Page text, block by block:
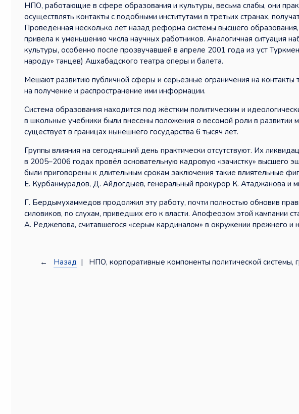
НПО, работающие в сфере образования и культуры, весьма слабы, они
осуществлять контакты с подобными институтами в третьих странах,
Проведённая несколько лет назад реформа системы высшего
привела к уменьшению числа научных работников. Аналогичная ситуация
культуры, особенно после прозвучавшей в апреле 2001 года из уст
народу» танцев) Ашхабадского театра оперы и балета.
Мешают развитию публичной сферы и серьёзные ограничения на контакты
на получение и распространение ими информации.
Система образования находится под жёстким политическим и
в школьные учебники были внесены положения о весомой роли в развитии
существует в границах нынешнего государства 6 тысяч лет.
Группы влияния на сегодняшний день практически отсутствуют. Их
в 2005–2006 годах провёл основательную кадровую «зачистку» высшего
были приговорены к длительным срокам заключения такие влиятельные
Е. Курбанмурадов, Д. Айдогдыев, генеральный прокурор К. Атаджанова и
Г. Бердымухаммедов продолжил эту работу, почти полностью обновив
силовиков, по слухам, приведших его к власти. Апофеозом этой кампании
А. Реджепова, считавшегося «серым кардиналом» в окружении прежнего и
← Назад | НПО, корпоративные компоненты политической системы,